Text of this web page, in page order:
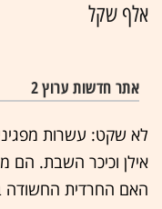
אלף שקל
אתר חדשות ערוץ 2
לא שקט: עשרות
אילן וכיכר השבת. הם
האם החרדית